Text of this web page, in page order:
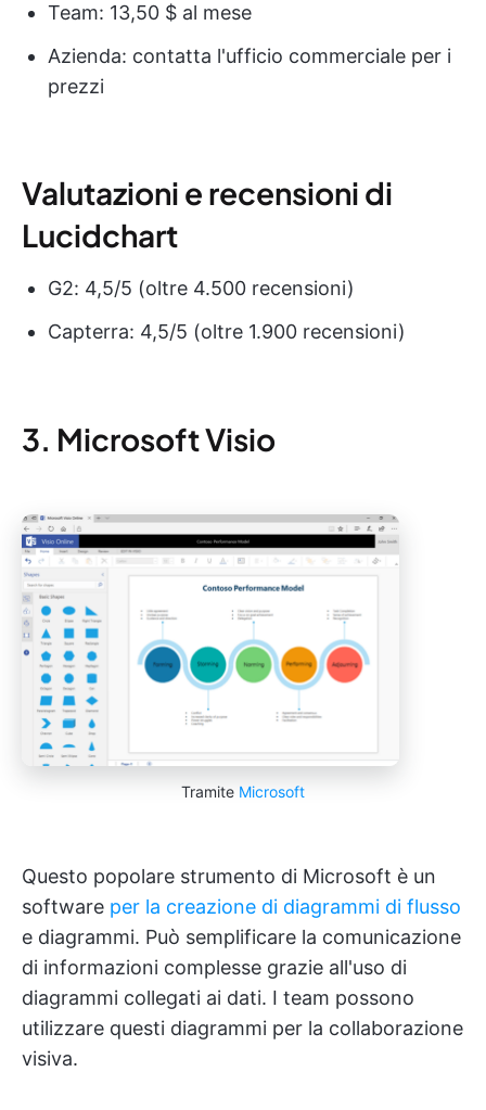
Team: 13,50 $ al mese
Azienda: contatta l'ufficio commerciale per i
prezzi
Valutazioni e recensioni di
Lucidchart
G2: 4,5/5 (oltre 4.500 recensioni)
Capterra: 4,5/5 (oltre 1.900 recensioni)
3. Microsoft Visio
Tramite Microsoft
Questo popolare strumento di Microsoft è un
software per la creazione di diagrammi di flusso
e diagrammi. Può semplificare la comunicazione
di informazioni complesse grazie all'uso di
diagrammi collegati ai dati. I team possono
utilizzare questi diagrammi per la collaborazione
visiva.